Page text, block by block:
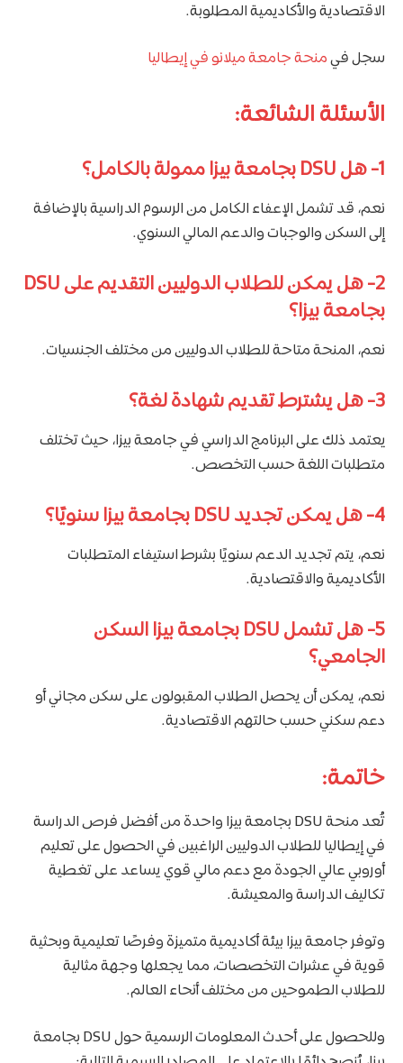
الاقتصادية والأكاديمية المطلوبة.
سجل فيمنحة جامعة ميلانو في إيطاليا
الأسئلة الشائعة:
1- هل DSU بجامعة بيزا ممولة بالكامل؟
نعم، قد تشمل الإعفاء الكامل من الرسوم الدراسية بالإضافة
إلى السكن والوجبات والدعم المالي السنوي.
2- هل يمكن للطلاب الدوليين التقديم على DSU
بجامعة بيزا؟
نعم، المنحة متاحة للطلاب الدوليين من مختلف الجنسيات.
3- هل يشترط تقديم شهادة لغة؟
يعتمد ذلك على البرنامج الدراسي في جامعة بيزا، حيث تختلف
متطلبات اللغة حسب التخصص.
4- هل يمكن تجديد DSU بجامعة بيزا سنويًا؟
نعم، يتم تجديد الدعم سنويًا بشرط استيفاء المتطلبات
الأكاديمية والاقتصادية.
5- هل تشمل DSU بجامعة بيزا السكن
الجامعي؟
نعم، يمكن أن يحصل الطلاب المقبولون على سكن مجاني أو
دعم سكني حسب حالتهم الاقتصادية.
خاتمة:
تُعد منحة DSU بجامعة بيزا واحدة من أفضل فرص الدراسة
في إيطاليا للطلاب الدوليين الراغبين في الحصول على تعليم
أوروبي عالي الجودة مع دعم مالي قوي يساعد على تغطية
تكاليف الدراسة والمعيشة.
وتوفر جامعة بيزا بيئة أكاديمية متميزة وفرصًا تعليمية وبحثية
قوية في عشرات التخصصات، مما يجعلها وجهة مثالية
للطلاب الطموحين من مختلف أنحاء العالم.
وللحصول على أحدث المعلومات الرسمية حول DSU بجامعة